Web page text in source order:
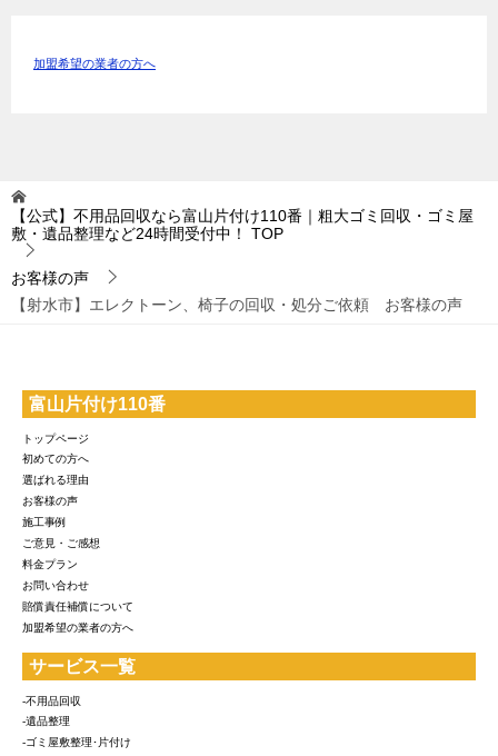
加盟希望の業者の方へ
【公式】不用品回収なら富山片付け110番｜粗大ゴミ回収・ゴミ屋
敷・遺品整理など24時間受付中！
TOP
お客様の声
【射水市】エレクトーン、椅子の回収・処分ご依頼 お客様の声
富山片付け110番
トップページ
初めての方へ
選ばれる理由
お客様の声
施工事例
ご意見・ご感想
料金プラン
お問い合わせ
賠償責任補償について
加盟希望の業者の方へ
サービス一覧
-不用品回収
-遺品整理
-ゴミ屋敷整理･片付け